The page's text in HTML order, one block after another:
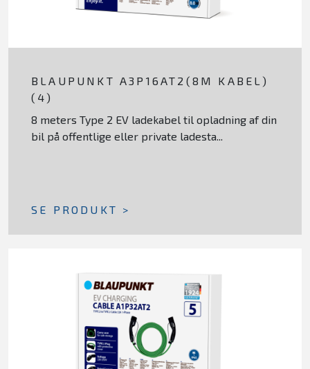
BLAUPUNKT A3P16AT2(8M KABEL)
(4)
8 meters Type 2 EV ladekabel til opladning af din
bil på offentlige eller private ladesta...
SE PRODUKT >